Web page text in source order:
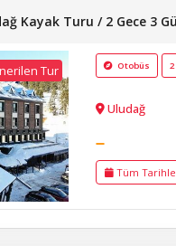
Kayak Turu / 2 Gece 3
Tur Otobüs
Uludağ
Tüm